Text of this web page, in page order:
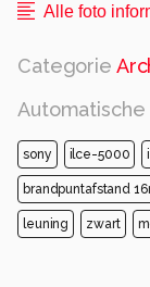
Alle foto
Categorie
Automatische
sony ilce-5000
brandpuntafstand
leuning zwart